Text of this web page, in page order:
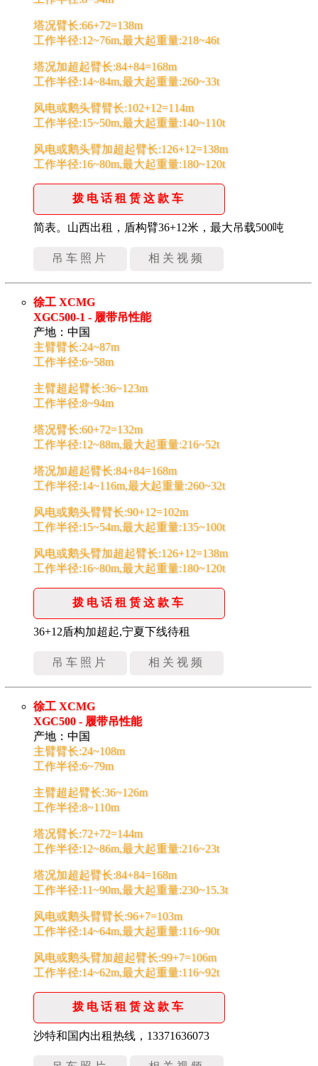
塔况臂长:66+72=138m
工作半径:12~76m,最大起重量:218~46t
塔况加超起臂长:84+84=168m
工作半径:14~84m,最大起重量:260~33t
风电或鹅头臂臂长:102+12=114m
工作半径:15~50m,最大起重量:140~110t
风电或鹅头臂加超起臂长:126+12=138m
工作半径:16~80m,最大起重量:180~120t
拨电话租赁这款车
简表。山西出租，盾构臂36+12米，最大吊载500吨
吊车照片 相关视频
徐工 XCMG
XGC500-1 - 履带吊性能
产地：中国
主臂臂长:24~87m
工作半径:6~58m
主臂超起臂长:36~123m
工作半径:8~94m
塔况臂长:60+72=132m
工作半径:12~88m,最大起重量:216~52t
塔况加超起臂长:84+84=168m
工作半径:14~116m,最大起重量:260~32t
风电或鹅头臂臂长:90+12=102m
工作半径:15~54m,最大起重量:135~100t
风电或鹅头臂加超起臂长:126+12=138m
工作半径:16~80m,最大起重量:180~120t
拨电话租赁这款车
36+12盾构加超起,宁夏下线待租
吊车照片 相关视频
徐工 XCMG
XGC500 - 履带吊性能
产地：中国
主臂臂长:24~108m
工作半径:6~79m
主臂超起臂长:36~126m
工作半径:8~110m
塔况臂长:72+72=144m
工作半径:12~86m,最大起重量:216~23t
塔况加超起臂长:84+84=168m
工作半径:11~90m,最大起重量:230~15.3t
风电或鹅头臂臂长:96+7=103m
工作半径:14~64m,最大起重量:116~90t
风电或鹅头臂加超起臂长:99+7=106m
工作半径:14~62m,最大起重量:116~92t
拨电话租赁这款车
沙特和国内出租热线，13371636073